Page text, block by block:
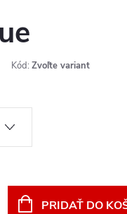
Kód: Zvoľte variant
PRIDAŤ DO